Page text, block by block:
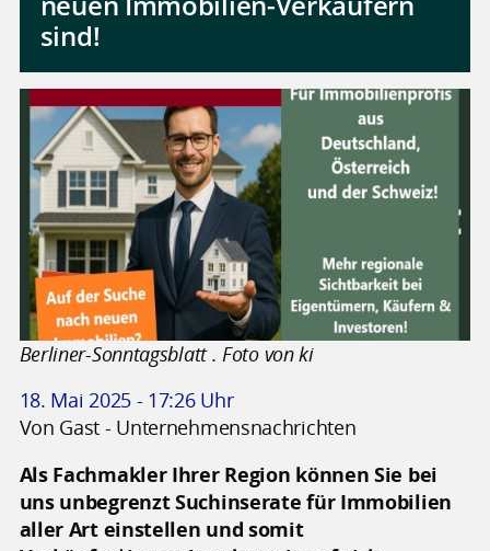
sind!
Berliner-Sonntagsblatt . Foto von ki
18. Mai 2025 - 17:26 Uhr
Von Gast - Unternehmensnachrichten
Als Fachmakler Ihrer Region können Sie bei
uns unbegrenzt Suchinserate für Immobilien
aller Art einstellen und somit